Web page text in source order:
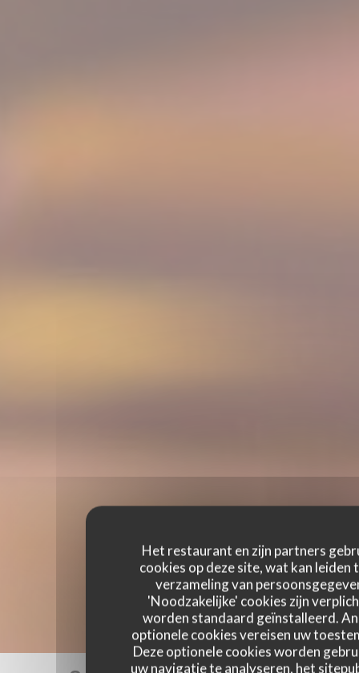
Het restaurant en zijn partners
cookies op deze site, wat kan leiden
verzameling van
'Noodzakelijke' cookies zijn
worden standaard geïnstalleerd.
optionele cookies vereisen uw
Deze optionele cookies worden
uw navigatie te analyseren, het